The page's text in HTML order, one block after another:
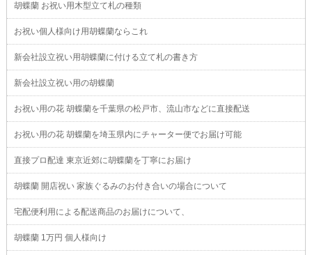
胡蝶蘭 お祝い用木型立て札の種類
お祝い個人様向け用胡蝶蘭ならこれ
新会社設立祝い用胡蝶蘭に付ける立て札の書き方
新会社設立祝い用の胡蝶蘭
お祝い用の花 胡蝶蘭を千葉県の松戸市、流山市などに直接配送
お祝い用の花 胡蝶蘭を埼玉県内にチャーター便でお届け可能
直接プロ配達 東京近郊に胡蝶蘭を丁寧にお届け
胡蝶蘭 開店祝い 家族ぐるみのお付き合いの場合について
宅配便利用による配送商品のお届けについて、
胡蝶蘭 1万円 個人様向け